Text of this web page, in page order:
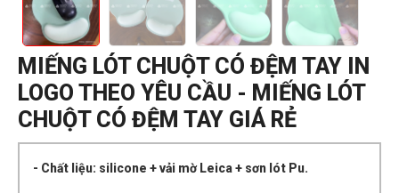
MIẾNG LÓT CHUỘT CÓ ĐỆM TAY IN
LOGO THEO YÊU CẦU - MIẾNG LÓT
CHUỘT CÓ ĐỆM TAY GIÁ RẺ
- Chất liệu: silicone + vải mờ Leica + sơn lót Pu.